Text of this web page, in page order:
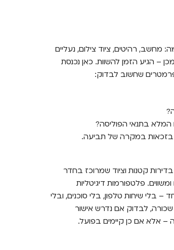
רהיטים, ציוד צילום, נעליים
– הגיע הזמן להשוות. כאן נכנסת
שחשוב לבדוק:
בתנאי הפוליסה?
בזכאות במקרה של תביעה.
קטנות וציוד שמרוכז בחדר
פלטפורמות דיגיטליות
בלי שיחות טלפון, בלי סוכנים, ובלי
לבדוק אם נדרש אישור
– אלא אם כן קיימים בפועל.